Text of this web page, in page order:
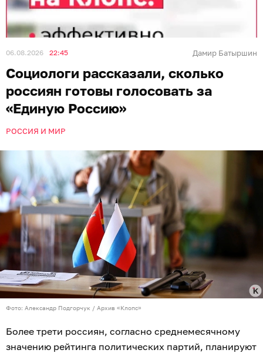
06.08.2026 22:45 Дамир Батыршин
Социологи рассказали, сколько
россиян готовы голосовать за
«Единую Россию»
РОССИЯ И МИР
Фото: Александр Подгорчук / Архив «Клопс»
Более трети россиян, согласно среднемесячному
значению рейтинга политических партий, планируют